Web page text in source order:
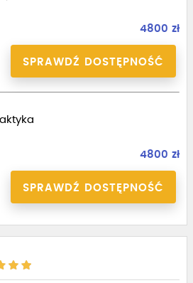
4800 zł
SPRAWDŹ DOSTĘPNOŚĆ
4800 zł
SPRAWDŹ DOSTĘPNOŚĆ